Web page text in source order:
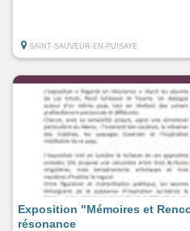
SAINT-SAUVEUR-EN-PUISAYE
Exposition "Mémoires et
résonance